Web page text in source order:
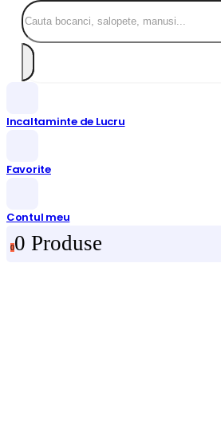
Incaltaminte de Lucru
Favorite
Contul meu
00 Produse